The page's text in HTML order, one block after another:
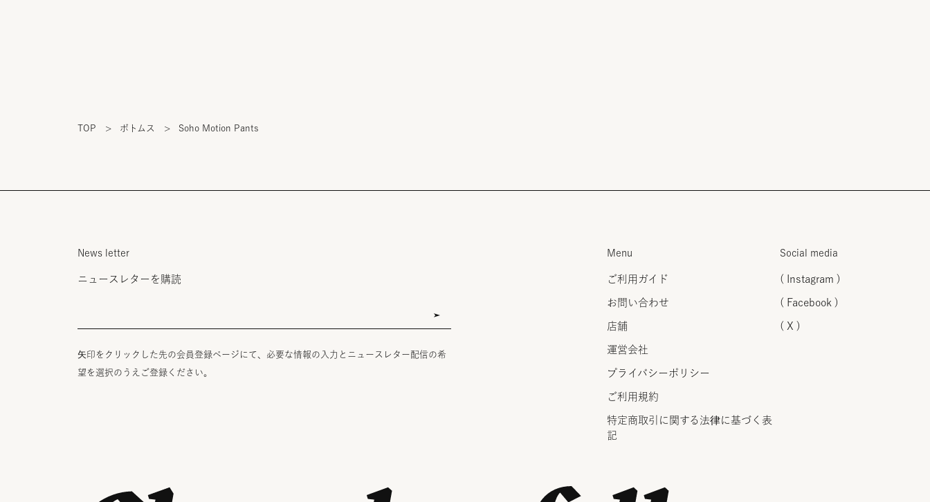
TOP > ボトムス > Soho Motion Pants
News letter
ニュースレターを購読
矢印をクリックした先の会員登録ページにて、必要な情報の入力とニュースレター配信の希
望を選択のうえご登録ください。
Menu
ご利用ガイド
お問い合わせ
店舗
運営会社
プライバシーポリシー
ご利用規約
特定商取引に関する法律に 基づく表
記
Social media
( Instagram )
( Facebook )
( X )